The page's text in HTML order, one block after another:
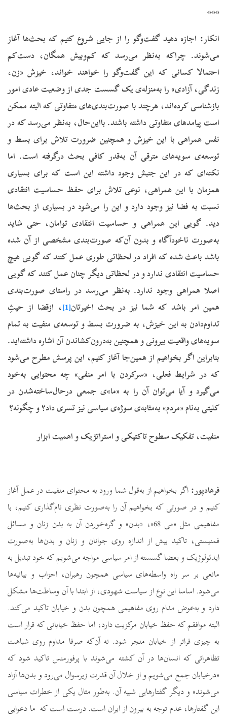
***
انکار: اجازه دهید گفت‌وگو را از جایی شروع کنیم که بحث‌ها آغاز
می‌شوند. چراکه به‌نظر می‌رسد که کم‌وبیش همگان، دست‌کم
احتمالا کسانی که این گفت‌وگو را خواهند خواند، خیزش «زن،
زندگی، آزادی» را به‌منزله‌ی یک گسست جدی از وضعیت عادی امور
بازشناسی کرده‌اند، هرچند با صورت‌بندی‌های متفاوتی که البته ممکن
است پیامدهای متفاوتی داشته باشند. بااین‌حال، به‌نظر می‌رسد که در
نفس همراهی با این خیزش و همچنین ضرورت تلاش برای بسط و
توسعه‌ی سویه‌های مترقی آن به‌قدر کافی بحث درگرفته است. اما
نکته‌ای که در این جنبش وجود داشته این است که برای بسیاری
همزمان با این همراهی، نوعی تلاش برای حفظ حساسیت انتقادی
نسبت به فضا نیز وجود دارد و این را می‌شود در بسیاری از بحث‌ها
دید. گویی این همراهی و حساسیت انتقادی توامان، حتی شاید
به‌صورت ناخودآگاه و بدون آن‌که صورت‌بندی مشخصی از آن شده
باشد باعث شده که افراد در لحظاتی طوری عمل کنند که گویی هیچ
حساسیت انتقادی ندارد و در لحظاتی دیگر چنان عمل کنند که گویی
اصلا همراهی وجود ندارد. به‌نظر می‌رسد در راستای صورت‌بندی
همین امر باشد که شما نیز در بحث اخیرتان[1] ، ازقضا از حیثِ
تداوم‌دادن به این خیزش، به ضرورت بسط و توسعه‌ی منفیت به تمام
سویه‌های واقعیت بیرونی و همچنین به‌درون‌کشاندن آن اشاره داشته‌اید.
بنابراین اگر بخواهیم از همین‌جا آغاز کنیم، این پرسش مطرح می‌شود
که در شرایط فعلی، «سرکردن با امر منفی» چه محتوایی به‌خود
می‌گیرد و آیا می‌توان آن را به «ما»ی جمعی درحال‌ساخته‌شدن در
کلیتی به‌نام «مردم» به‌مثابه‌ی سوژه‌ی سیاسی نیز تسری داد؟ و چگونه؟
منفیت،تفکیکسطوح تاکتیکی و استراتژیک و اهمیت ابزار
فرهادپور:اگر بخواهیم از به‌قول شما ورود به محتوای منفیت در عمل آغاز
کنیم و در صورتی که بخواهیم آن را به‌صورت نظری نام‌گذاری کنیم، با
مفاهیمی مثل «می 68»، «بدن» و گره‌خوردن آن به بدن زنان و مسائل
فمنیستی، تاکید بیش از اندازه روی جوانان و زنان و بدن‌ها به‌صورت
ایدئولوژیک و بعضا گسسته از امر سیاسی مواجه می‌شویم که خود تبدیل به
مانعی بر سر راه واسطه‌های سیاسی همچون رهبران، احزاب و بیانیه‌ها
می‌شود. اساسا این نوع از سیاست شهودی، از ابتدا با آن وساطت‌ها مشکل
دارد و به‌عوض مدام روی مفاهیمی همچون بدن و خیابان تاکید می‌کند.
البته موافقم که حفظ خیابان مرکزیت دارد، اما حفظ خیابانی که قرار است
به چیزی فراتر از خیابان منجر شود. نه آن‌که صرفا مداوم روی شباهت
تظاهراتی که انسان‌ها در آن کشته می‌شوند با پرفورمنس تاکید شود که
«درخیابان جمع می‌شویم و از خلال آن قدرت زیرسوال می‌رود و بدن‌ها آزاد
می‌شوند» و دیگر گفتارهایی شبیه آن. به‌طور مثال یکی از خطرات سیاسی
این گفتارها، عدم توجه به بیرون از ایران است. درست است که ما دعوایی